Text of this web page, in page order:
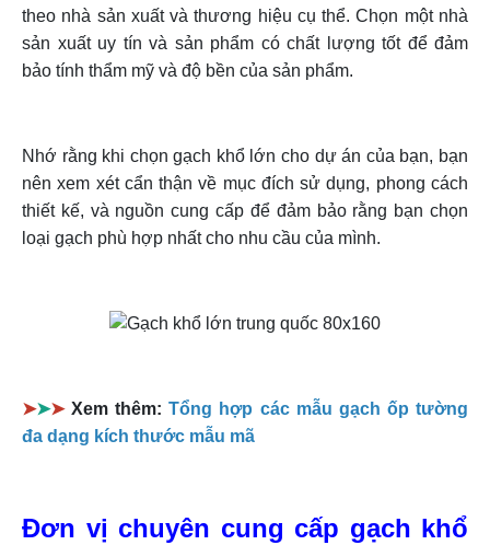
theo nhà sản xuất và thương hiệu cụ thể. Chọn một nhà
sản xuất uy tín và sản phẩm có chất lượng tốt để đảm
bảo tính thẩm mỹ và độ bền của sản phẩm.
Nhớ rằng khi chọn gạch khổ lớn cho dự án của bạn, bạn
nên xem xét cẩn thận về mục đích sử dụng, phong cách
thiết kế, và nguồn cung cấp để đảm bảo rằng bạn chọn
loại gạch phù hợp nhất cho nhu cầu của mình.
➤➤➤Xem thêm:Tổng hợp các mẫu gạch ốp tường
đa dạng kích thước mẫu mã
Đơn vị chuyên cung cấp gạch khổ